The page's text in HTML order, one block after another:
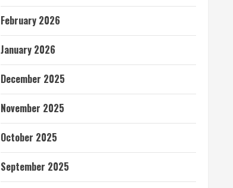
February 2026
January 2026
December 2025
November 2025
October 2025
September 2025